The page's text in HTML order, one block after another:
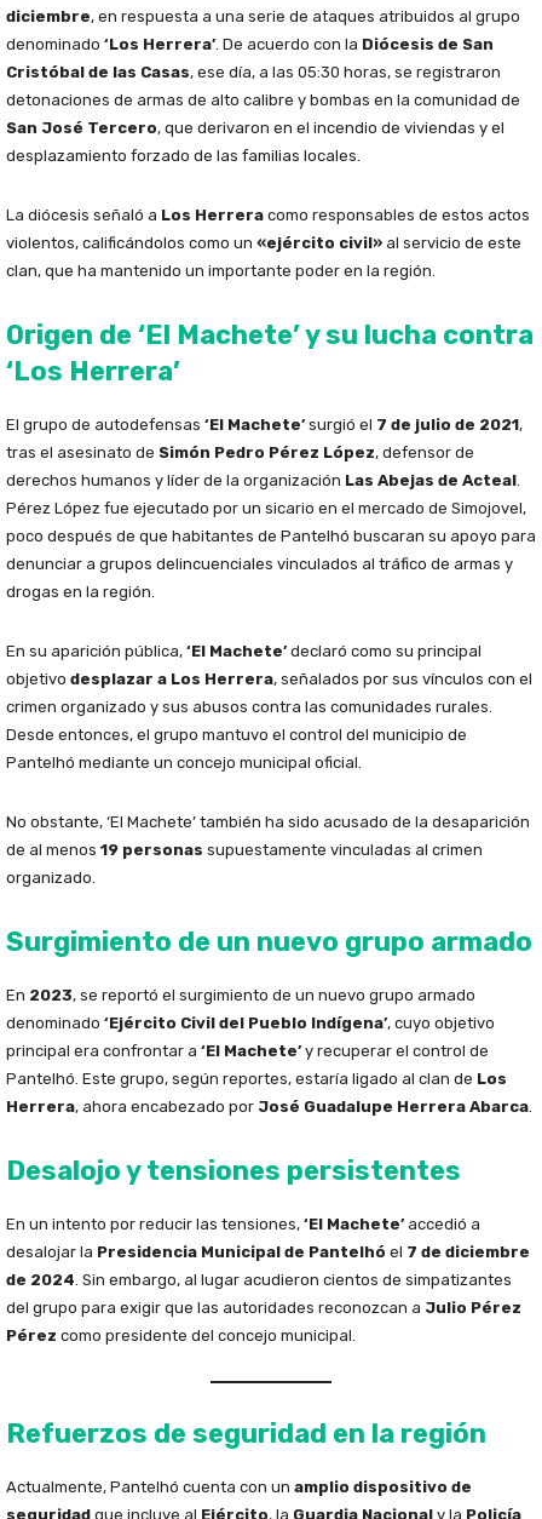
diciembre, en respuesta a una serie de ataques atribuidos al grupo
denominado ‘Los Herrera’. De acuerdo con la Diócesis de San
Cristóbal de las Casas, ese día, a las 05:30 horas, se registraron
detonaciones de armas de alto calibre y bombas en la comunidad de
San José Tercero, que derivaron en el incendio de viviendas y el
desplazamiento forzado de las familias locales.
La diócesis señaló a Los Herrera como responsables de estos actos
violentos, calificándolos como un «ejército civil» al servicio de este
clan, que ha mantenido un importante poder en la región.
Origen de ‘El Machete’ y su lucha contra
‘Los Herrera’
El grupo de autodefensas ‘El Machete’ surgió el 7 de julio de 2021,
tras el asesinato de Simón Pedro Pérez López, defensor de
derechos humanos y líder de la organización Las Abejas de Acteal.
Pérez López fue ejecutado por un sicario en el mercado de Simojovel,
poco después de que habitantes de Pantelhó buscaran su apoyo para
denunciar a grupos delincuenciales vinculados al tráfico de armas y
drogas en la región.
En su aparición pública, ‘El Machete’ declaró como su principal
objetivo desplazar a Los Herrera, señalados por sus vínculos con el
crimen organizado y sus abusos contra las comunidades rurales.
Desde entonces, el grupo mantuvo el control del municipio de
Pantelhó mediante un concejo municipal oficial.
No obstante, ‘El Machete’ también ha sido acusado de la desaparición
de al menos 19 personas supuestamente vinculadas al crimen
organizado.
Surgimiento de un nuevo grupo armado
En 2023, se reportó el surgimiento de un nuevo grupo armado
denominado ‘Ejército Civil del Pueblo Indígena’, cuyo objetivo
principal era confrontar a ‘El Machete’ y recuperar el control de
Pantelhó. Este grupo, según reportes, estaría ligado al clan de Los
Herrera, ahora encabezado por José Guadalupe Herrera Abarca.
Desalojo y tensiones persistentes
En un intento por reducir las tensiones, ‘El Machete’ accedió a
desalojar la Presidencia Municipal de Pantelhó el 7 de diciembre
de 2024. Sin embargo, al lugar acudieron cientos de simpatizantes
del grupo para exigir que las autoridades reconozcan a Julio Pérez
Pérez como presidente del concejo municipal.
Refuerzos de seguridad en la región
Actualmente, Pantelhó cuenta con un amplio dispositivo de
seguridad que incluye al Ejército, la Guardia Nacional y la Policía